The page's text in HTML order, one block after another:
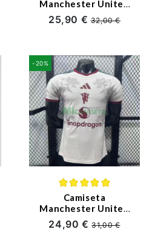
Manchester United
Segunda Equipación
2026/2027 ML Azul
25,90 €32,00 €
-20%
Camiseta
Manchester United
2026/2027 Blanco
(EDICIÓN JUGADOR)
24,90 €31,00 €